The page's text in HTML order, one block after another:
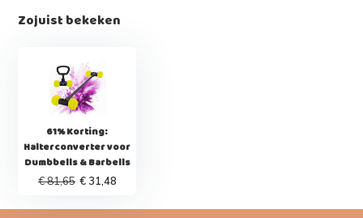
Zojuist bekeken
61% Korting:
Halterconverter voor
Dumbbells & Barbells
€ 81,65 € 31,48